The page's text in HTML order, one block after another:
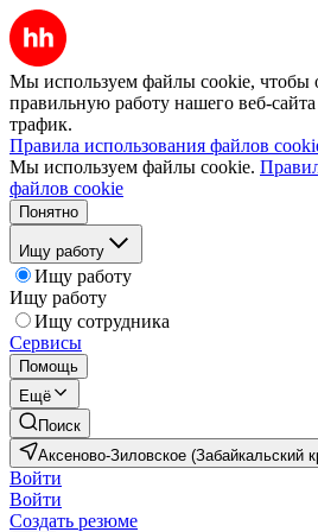
Мы используем файлы cookie, чтобы
правильную работу нашего веб-
трафик.
Правила использования файлов
Мы используем файлы cookie.
файлов cookie
Понятно
Ищу работу
Ищу работу
Ищу работу
Ищу сотрудника
Сервисы
Помощь
Ещё
Поиск
Аксеново-Зиловское (Забайкальский
Войти
Войти
Создать резюме